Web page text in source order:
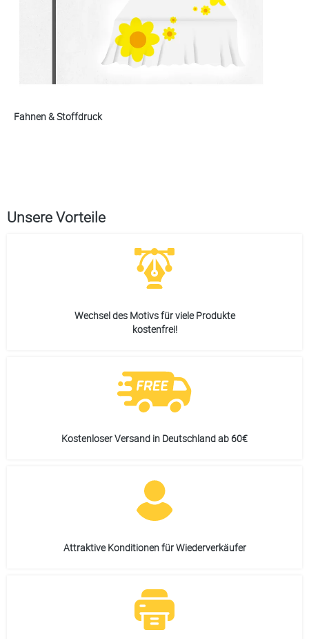
Fahnen & Stoffdruck
Unsere Vorteile
Wechsel des Motivs für viele Produkte
kostenfrei!
Kostenloser Versand in Deutschland ab 60€
Attraktive Konditionen für Wiederverkäufer